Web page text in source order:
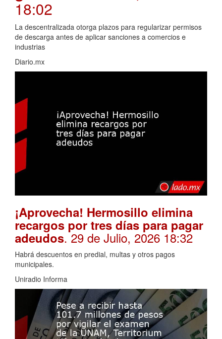
18:02
La descentralizada otorga plazos para regularizar permisos
de descarga antes de aplicar sanciones a comercios e
industrias
Diario.mx
¡Aprovecha! Hermosillo elimina
recargos por tres días para pagar
adeudos. 29 de Julio, 2026 18:32
Habrá descuentos en predial, multas y otros pagos
municipales.
Uniradio Informa